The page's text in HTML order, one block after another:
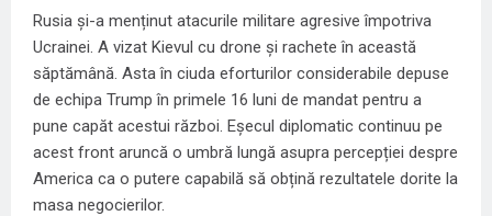
Rusia și-a menținut atacurile militare agresive împotriva
Ucrainei. A vizat Kievul cu drone și rachete în această
săptămână. Asta în ciuda eforturilor considerabile depuse
de echipa Trump în primele 16 luni de mandat pentru a
pune capăt acestui război. Eșecul diplomatic continuu pe
acest front aruncă o umbră lungă asupra percepției despre
America ca o putere capabilă să obțină rezultatele dorite la
masa negocierilor.